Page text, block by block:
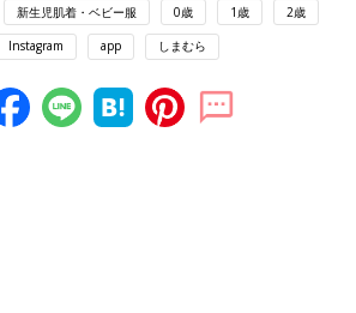
新生児肌着・ベビー服 0歳 1歳 2歳
Instagram app しまむら